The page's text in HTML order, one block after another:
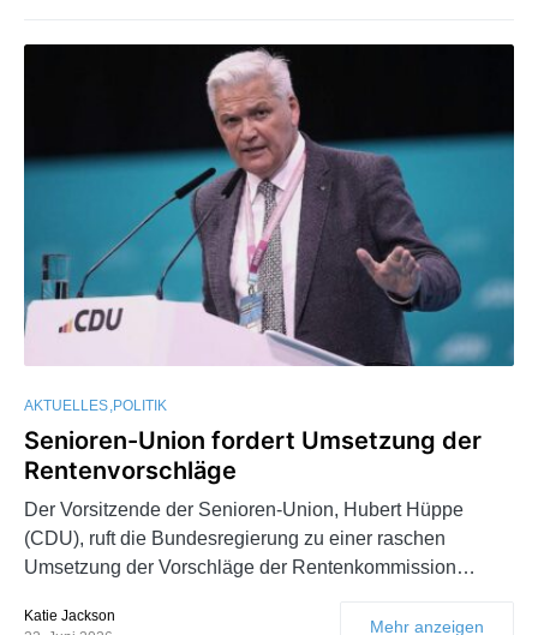
AKTUELLES POLITIK
Senioren-Union fordert Umsetzung der
Rentenvorschläge
Der Vorsitzende der Senioren-Union, Hubert Hüppe
(CDU), ruft die Bundesregierung zu einer raschen
Umsetzung der Vorschläge der Rentenkommission…
Katie Jackson
Mehr anzeigen